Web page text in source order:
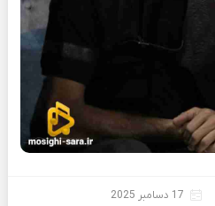
17 دسامبر 2025